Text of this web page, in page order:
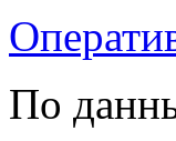
По